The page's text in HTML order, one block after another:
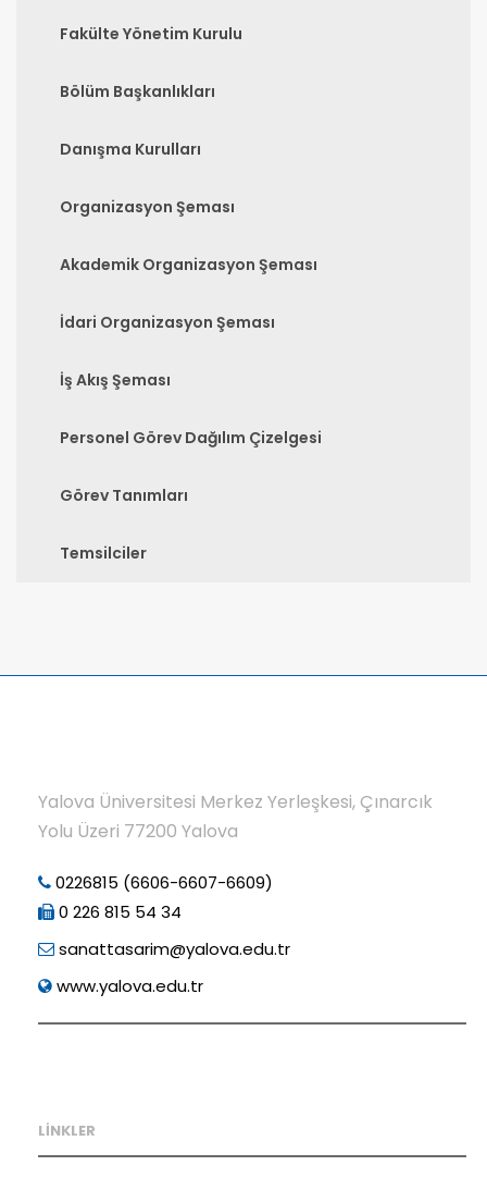
Fakülte Yönetim Kurulu
Bölüm Başkanlıkları
Danışma Kurulları
Organizasyon Şeması
Akademik Organizasyon Şeması
İdari Organizasyon Şeması
İş Akış Şeması
Personel Görev Dağılım Çizelgesi
Görev Tanımları
Temsilciler
Yalova Üniversitesi Merkez Yerleşkesi, Çınarcık
Yolu Üzeri 77200 Yalova
0226815 (6606-6607-6609)
0 226 815 54 34
sanattasarim@yalova.edu.tr
www.yalova.edu.tr
LİNKLER